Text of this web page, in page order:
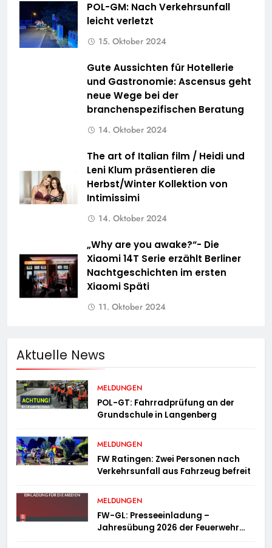
POL-GM: Nach Verkehrsunfall
leicht verletzt
15. Oktober 2024
Gute Aussichten für Hotellerie
und Gastronomie: Ascensus geht
neue Wege bei der
branchenspezifischen Beratung
14. Oktober 2024
The art of Italian film / Heidi und
Leni Klum präsentieren die
Herbst/Winter Kollektion von
Intimissimi
14. Oktober 2024
„Why are you awake?“- Die
Xiaomi 14T Serie erzählt Berliner
Nachtgeschichten im ersten
Xiaomi Späti
11. Oktober 2024
Aktuelle News
MELDUNGEN
POL-GT: Fahrradprüfung an der
Grundschule in Langenberg
MELDUNGEN
FW Ratingen: Zwei Personen nach
Verkehrsunfall aus Fahrzeug befreit
MELDUNGEN
FW-GL: Presseeinladung –
Jahresübung 2026 der Feuerwehr